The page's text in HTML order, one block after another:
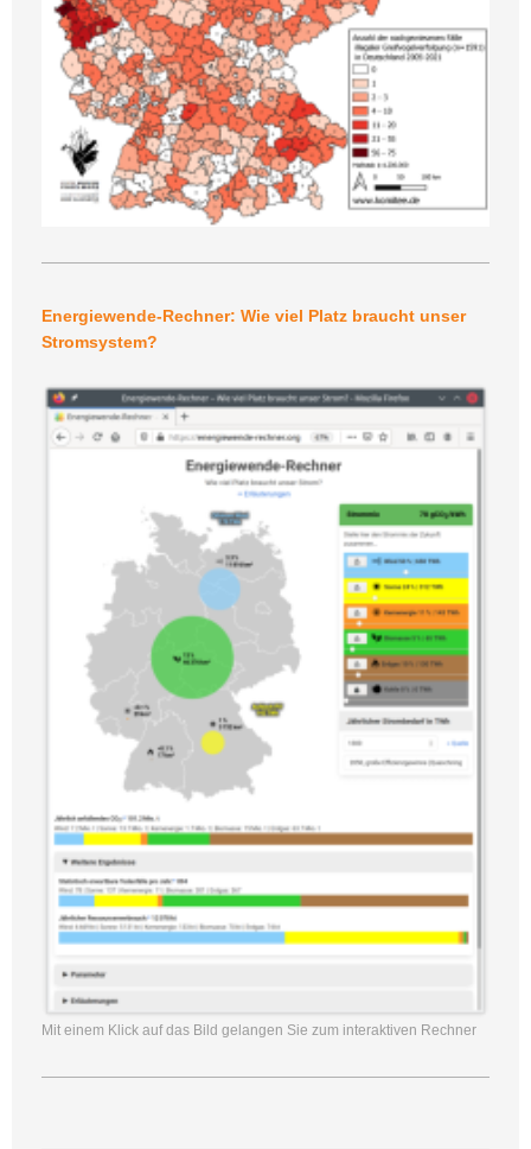
Energiewende-Rechner: Wie viel Platz braucht unser
Stromsystem?
Mit einem Klick auf das Bild gelangen Sie zum interaktiven Rechner